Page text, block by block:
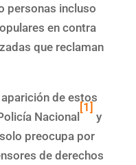
personas incluso
en contra
que reclaman
de estos
Nacional
[1]
y
preocupa por
de derechos